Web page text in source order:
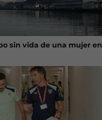
sin vida de una mujer en